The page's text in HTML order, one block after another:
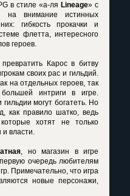
в стиле «а-ля Lineage» с
на внимание истинных
гибкость прокачки и
флетта, интересного
героев.
Карос в битву
своих рас и гильдий.
на отдельных героев, так
интриги в игре.
могут богатеть. Но
как правило шатко, ведь
хотят не только
власти.
, но магазин в игре
очередь любителям
Примечательно, что игра
новые персонажи,